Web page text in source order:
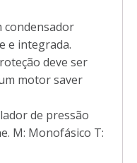
condensador
e integrada.
deve ser
motor saver
de pressão
M: Monofásico T: